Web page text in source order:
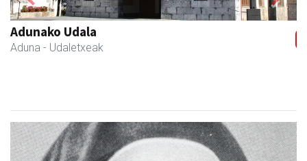
Zabala bitxitegia
Andoain - Bitxitegiak
Previous Next